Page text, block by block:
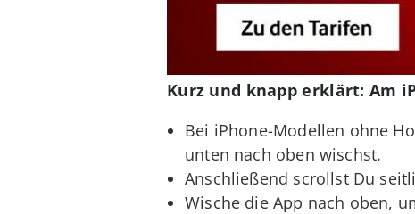
Kurz und knapp erklärt: Am
Bei iPhone-Modellen ohne
unten nach oben wischst.
Anschließend scrollst Du
Wische die App nach oben,